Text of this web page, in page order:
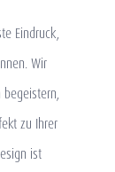
Eindruck,
Wir
zu Ihrer
ist